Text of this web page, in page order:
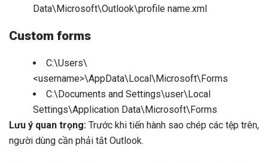
Data\Microsoft\Outlook\profile name.xml
Custom forms
C:\Users\
<username>\AppData\Local\Microsoft\Forms
C:\Documents and Settings\user\Local
Settings\Application Data\Microsoft\Forms
Lưu ý quan trọng: Trước khi tiến hành sao chép các tệp trên,
người dùng cần phải tắt Outlook.